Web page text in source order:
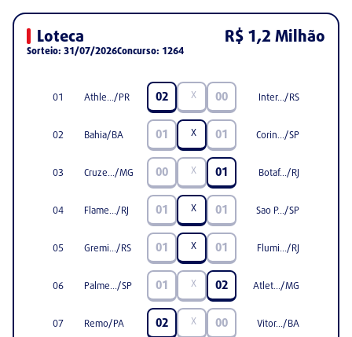
Loteca R$ 1,2 Milhão
Sorteio: 31/07/2026Concurso: 1264
01 Athle.../PR 02 X 00 Inter.../RS
02 Bahia/BA 01 X 01 Corin.../SP
03 Cruze.../MG 00 X 01 Botaf.../RJ
04 Flame.../RJ 01 X 01 Sao P.../SP
05 Gremi.../RS 01 X 01 Flumi.../RJ
06 Palme.../SP 01 X 02 Atlet.../MG
07 Remo/PA 02 X 00 Vitor.../BA